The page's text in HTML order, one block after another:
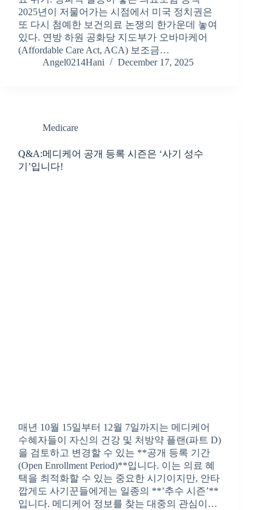
2025년이 저물어가는 시점에서 미국 정치권은
또 다시 첨예한 보건의료 논쟁의 한가운데 놓여
있다. 연방 하원 공화당 지도부가 오바마케어
(Affordable Care Act, ACA) 보조금…
Angel0214Hani
December 17, 2025
Medicare
Q&A:메디케어 공개 등록 시즌은 ‘사기 성수
기’입니다!
매년 10월 15일부터 12월 7일까지는 메디케어
수혜자들이 자신의 건강 및 처방약 플랜(파트 D)
을 검토하고 변경할 수 있는 **공개 등록 기간
(Open Enrollment Period)**입니다. 이는 의료 혜
택을 최적화할 수 있는 중요한 시기이지만, 안타
깝게도 사기꾼들에게는 일종의 **’추수 시즌’**
입니다. 메디케어 정보를 찾는 대중의 관심이…